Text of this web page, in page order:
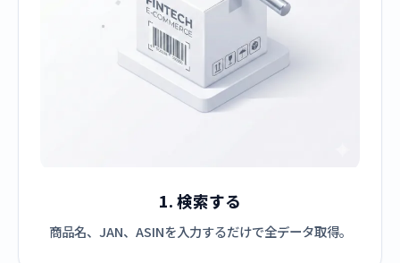
1. 検索する
商品名、JAN、ASINを入力するだけで全データ取得。